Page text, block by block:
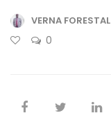
VERNA FORESTAL
0